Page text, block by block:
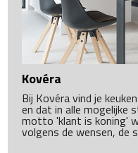
Kovéra
Bij Kovéra vind je
en dat in alle mogelijke
motto 'klant is koning'
volgens de wensen, de